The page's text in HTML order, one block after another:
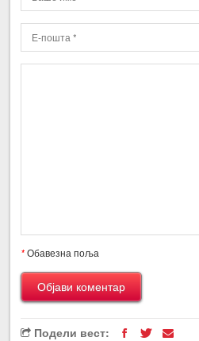
*Обавезна поља
Подели вест: